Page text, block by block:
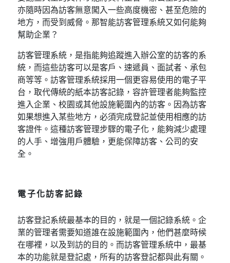
亦隨時因為訪客無意闖入一些高度機密、甚至危險的
地方，而受到威脅。那智能訪客管理系統又如何能夠
幫助企業？
訪客管理系統，是指能夠追蹤進入辦公室的訪客的系
統，而這些訪客可以是客戶、速遞員、面試者、承包
商等等。訪客管理系統採用一個更容易使用的電子平
台，取代傳統的紙本訪客記錄，容許管理者能夠監控
進入企業、校園或其他設施範圍內的訪客。因為訪客
如果想進入某些地方，必須完成登記並使用相應的訪
客證件。這種訪客管理步驟的電子化，能夠減少處理
的人手、增強用戶體驗，更能保障訪客、公司的安
全。
電子化訪客記錄
訪客登記系統最基本的目的，就是一個記錄系統。企
業的管理者需要知道誰在設施範圍內，他們甚麼時候
在哪裡，以及到訪的目的。而訪客管理系統中，最基
本的功能就是登記處，所有的訪客登記都與此有關。